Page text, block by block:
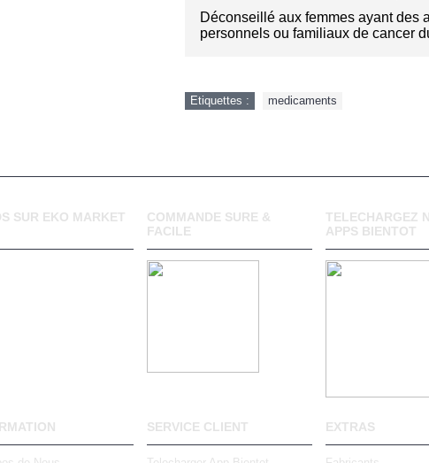
Déconseillé aux femmes ayant des
personnels ou familiaux de cancer
Etiquettes : medicaments
SUR EKO MARKET
COMMANDE SURE &
FACILE
TELECHARGEZ
APPS BIENTOT
SERVICE CLIENT EXTRAS